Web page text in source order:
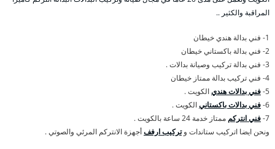
المراقبة والكثير ..
1- فني بدالة هندي خيطان
2- فني بدالة باكستاني خيطان
3- فني بدالة تركيب وصيانة بدالات .
4- فني تركيب بدالة ممتاز خيطان
5- فني بدالات هنديالكويت .
6- فني بدالات باكستانيالكويت .
7- فني انتركم ممتاز خدمة 24 ساعة بالكويت .
ونحن ايضا اتركيب ستاندات وتركيب ارففأجهزة الانتركم المرئي والصوتي .